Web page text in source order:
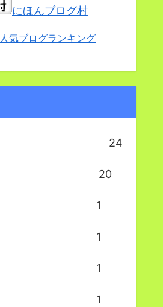
にほんブログ村
人気ブログランキング
24
20
1
1
1
1